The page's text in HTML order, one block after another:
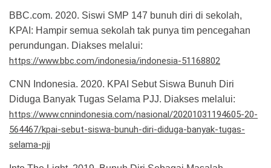
BBC.com. 2020. Siswi SMP 147 bunuh diri di sekolah,
KPAI: Hampir semua sekolah tak punya tim pencegahan
perundungan. Diakses melalui:
https://www.bbc.com/indonesia/indonesia-51168802
CNN Indonesia. 2020. KPAI Sebut Siswa Bunuh Diri
Diduga Banyak Tugas Selama PJJ. Diakses melalui:
https://www.cnnindonesia.com/nasional/20201031194605-20-
564467/kpai-sebut-siswa-bunuh-diri-diduga-banyak-tugas-
selama-pjj